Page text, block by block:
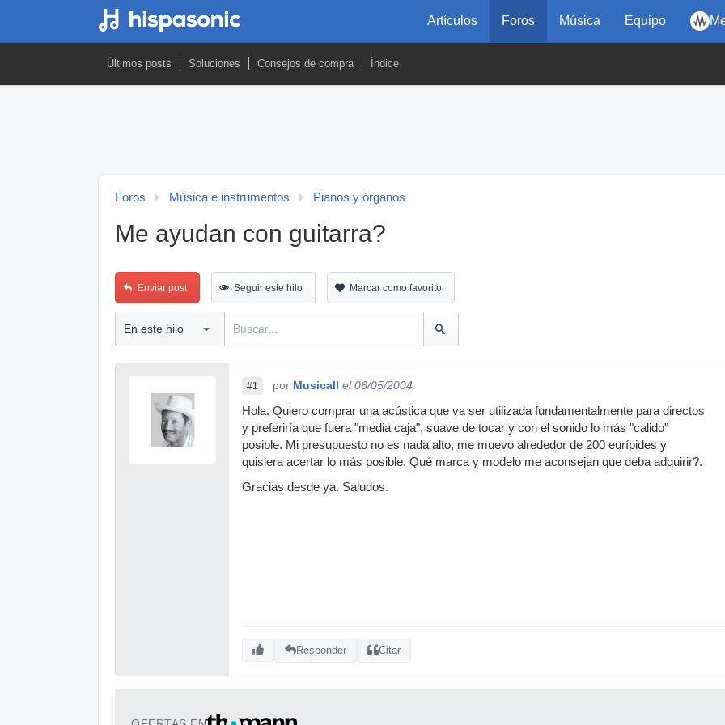
Artículos Foros Música Equipo
Últimos posts Soluciones Consejos de compra Índice
Foros Música e instrumentos Pianos y órganos
Me ayudan con guitarra?
Enviar post Seguir este hilo Marcar como favorito
#1 por Musicall el 06/05/2004
Hola. Quiero comprar una acústica que va ser utilizada fundamentalmente para directos
y preferiría que fuera "media caja", suave de tocar y con el sonido lo más "calido"
posible. Mi presupuesto no es nada alto, me muevo alrededor de 200 eurípides y
quisiera acertar lo más posible. Qué marca y modelo me aconsejan que deba adquirir?.
Gracias desde ya. Saludos.
Responder Citar